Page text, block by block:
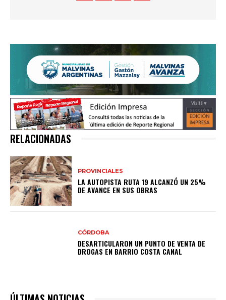
RELACIONADAS
PROVINCIALES
LA AUTOPISTA RUTA 19 ALCANZÓ UN 25%
DE AVANCE EN SUS OBRAS
CÓRDOBA
DESARTICULARON UN PUNTO DE VENTA DE
DROGAS EN BARRIO COSTA CANAL